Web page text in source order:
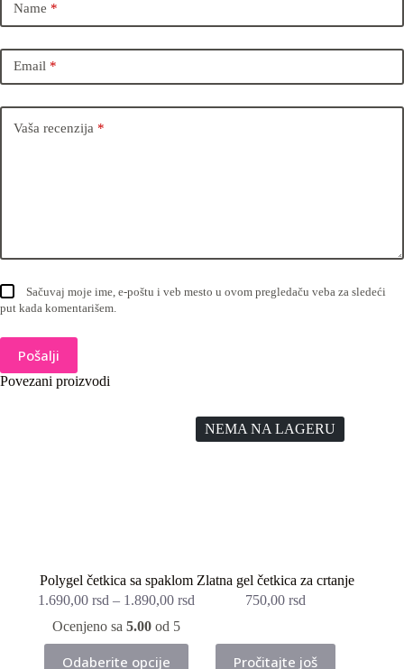
Name *
Email *
Vaša recenzija *
Sačuvaj moje ime, e-poštu i veb mesto u ovom pregledaču veba za sledeći
put kada komentarišem.
Pošalji
Povezani proizvodi
Polygel četkica sa spaklom
1.690,00 rsd – 1.890,00 rsd
Ocenjeno sa 5.00od 5
Odaberite opcije
NEMA NA LAGERU
Zlatna gel četkica za crtanje
750,00rsd
Pročitajte još